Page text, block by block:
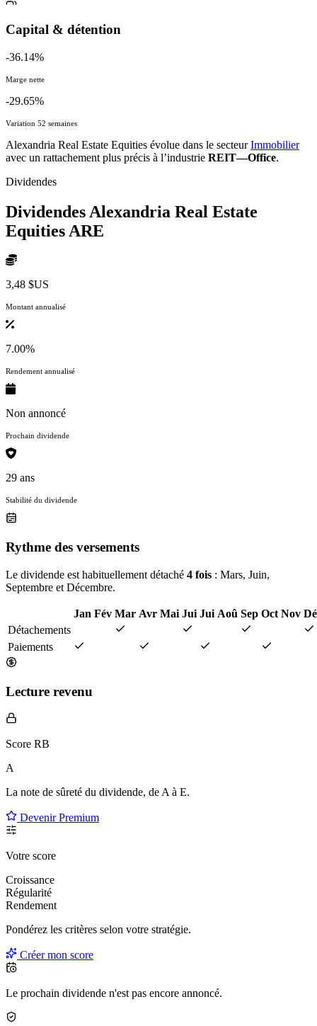
Capital & détention
-36.14%
Marge nette
-29.65%
Variation 52 semaines
Alexandria Real Estate Equities évolue dans le secteurImmobilier
avec un rattachement plus précis à l’industrie REIT—Office.
Dividendes
Dividendes Alexandria Real Estate
Equities ARE
3,48 $US
Montant annualisé
7.00%
Rendement annualisé
Non annoncé
Prochain dividende
29 ans
Stabilité du dividende
Rythme des versements
Le dividende est habituellement détaché 4 fois : Mars, Juin,
Septembre et Décembre.
Jan Fév Mar Avr Mai Jui Jui Aoû Sep Oct Nov
Détachements
Paiements
Lecture revenu
Score RB
A
La note de sûreté du dividende, de A à E.
Devenir Premium
Votre score
Croissance
Régularité
Rendement
Pondérez les critères selon votre stratégie.
Créer mon score
Le prochain dividende n'est pas encore annoncé.